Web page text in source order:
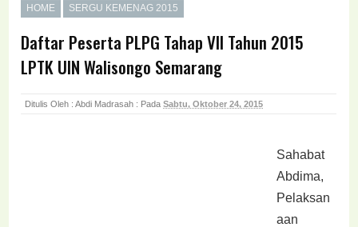
HOME SERGU KEMENAG 2015
Daftar Peserta PLPG Tahap VII Tahun 2015
LPTK UIN Walisongo Semarang
Ditulis Oleh : Abdi Madrasah : PadaSabtu, Oktober 24, 2015
Sahabat
Abdima,
Pelaksan
aan